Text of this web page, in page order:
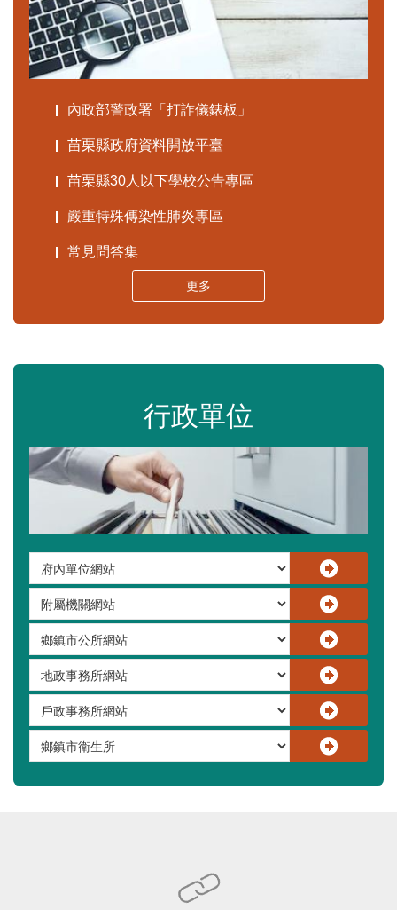
內政部警政署「打詐儀錶板」
苗栗縣政府資料開放平臺
苗栗縣30人以下學校公告專區
嚴重特殊傳染性肺炎專區
常見問答集
更多
行政單位